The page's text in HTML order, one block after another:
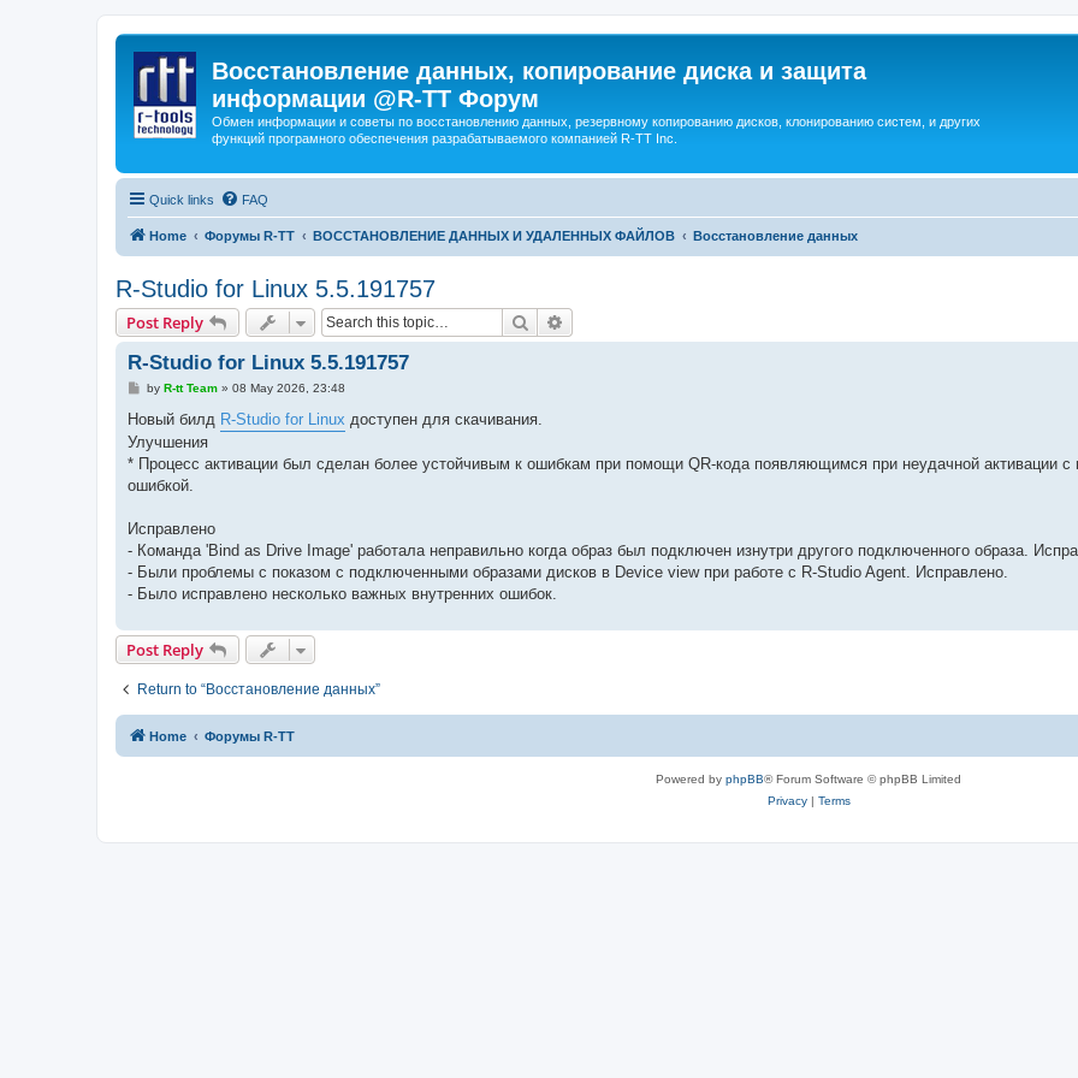
Восстановление данных, копирование диска и защита
информации @R-TT Форум
Обмен информации и советы по восстановлению данных, резервному копированию дисков, клонированию систем, и других
функций програмного обеспечения разрабатываемого компанией R-TT Inc.
Quick links FAQ
Home Форумы R-TT ВОССТАНОВЛЕНИЕ ДАННЫХ И УДАЛЕННЫХ ФАЙЛОВ Восстановление данных
R-Studio for Linux 5.5.191757
Post Reply Search
R-Studio for Linux 5.5.191757
P
s
by R-tt Team» 08 May 2026, 23:48
Новый билд R-Studio for Linux доступен для скачивания.
Улучшения
* Процесс активации был сделан более устойчивым к ошибкам при помощи QR-кода появляющимся при неудачной активации с
ошибкой.
Исправлено
- Команда 'Bind as Drive Image' работала неправильно когда образ был подключен изнутри другого подключенного образа.
- Были проблемы с показом с подключенными образами дисков в Device view при работе с R-Studio Agent. Исправлено.
- Было исправлено несколько важных внутренних ошибок.
Post Reply
Return to “Восстановление данных”
Home Форумы R-TT
Powered by phpBB® Forum Software © phpBB Limited
Privacy| Terms